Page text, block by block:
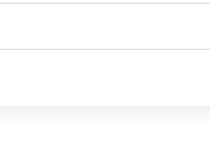
- ÇALIŞTIR